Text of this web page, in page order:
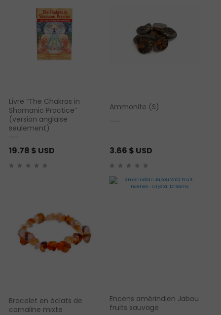
Livre “The Chakras in
Shamanic Practice”
(version anglaise
seulement)
19.78 $ USD
Ammonite (S)
3.66 $ USD
Bracelet en éclats de
cornaline mixte
Encens amérindien Jabou
fruits sauvage